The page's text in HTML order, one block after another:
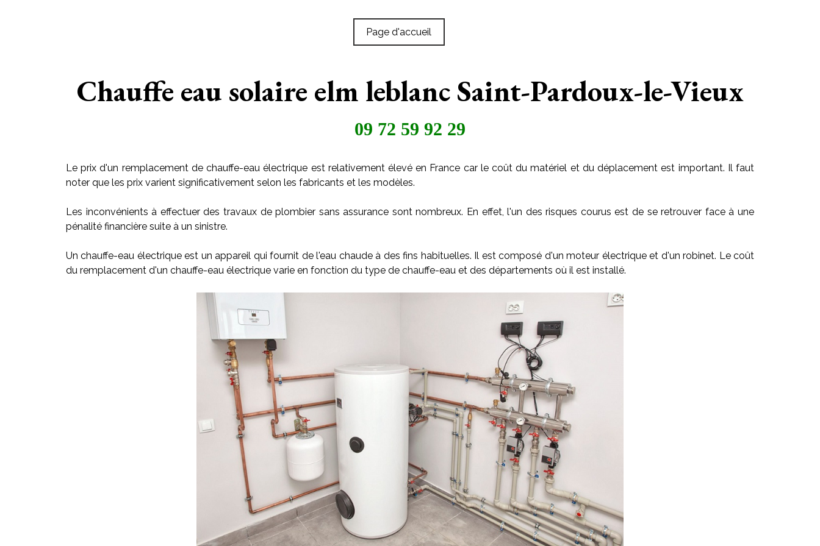
Page d'accueil
Chauffe eau solaire elm leblanc Saint-Pardoux-le-Vieux
09 72 59 92 29
Le prix d'un remplacement de chauffe-eau électrique est relativement élevé en France car le coût du matériel et du déplacement est important. Il faut
noter que les prix varient significativement selon les fabricants et les modèles.
Les inconvénients à effectuer des travaux de plombier sans assurance sont nombreux. En effet, l'un des risques courus est de se retrouver face à une
pénalité financière suite à un sinistre.
Un chauffe-eau électrique est un appareil qui fournit de l'eau chaude à des fins habituelles. Il est composé d'un moteur électrique et d'un robinet. Le coût
du remplacement d'un chauffe-eau électrique varie en fonction du type de chauffe-eau et des départements où il est installé.